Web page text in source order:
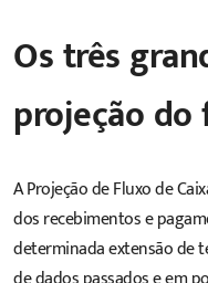
Os três
projeção do
A Projeção de Fluxo de
dos recebimentos e
determinada extensão de